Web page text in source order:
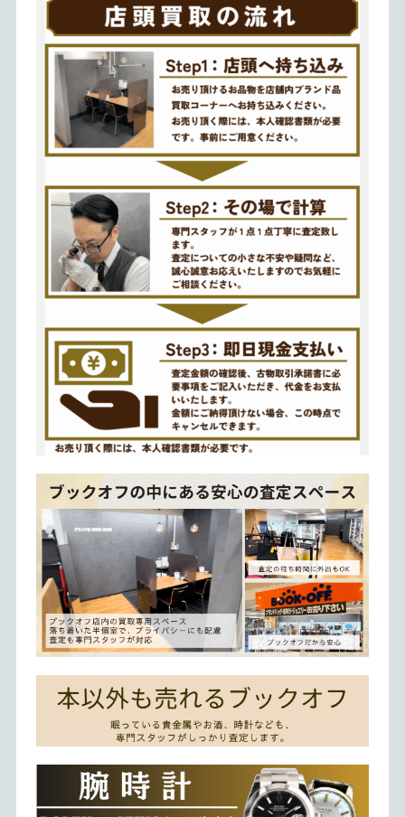
店頭にお持ち込み→その場で査定→即日現金払い。身分証
安心してお酒を査定。半個室でプライバシーにも配慮。
半個室スタイルの査定ブースを完備。周囲を気にせず山
眠っている貴金属・時計・お酒なども買取可能。専門スタ